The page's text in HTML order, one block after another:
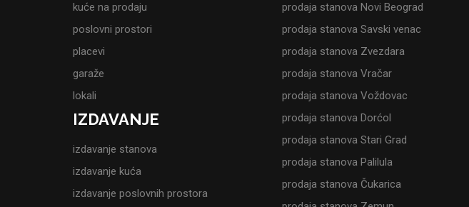
kuće na prodaju
poslovni prostori
placevi
garaže
lokali
IZDAVANJE
izdavanje stanova
izdavanje kuća
izdavanje poslovnih prostora
prodaja stanova Novi Beograd
prodaja stanova Savski venac
prodaja stanova Zvezdara
prodaja stanova Vračar
prodaja stanova Voždovac
prodaja stanova Dorćol
prodaja stanova Stari Grad
prodaja stanova Palilula
prodaja stanova Čukarica